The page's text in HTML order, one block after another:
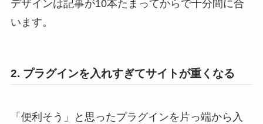
デザインは記事が10本たまってからで十分間に合
います。
2. プラグインを入れすぎてサイトが重くなる
「便利そう」と思ったプラグインを片っ端から入